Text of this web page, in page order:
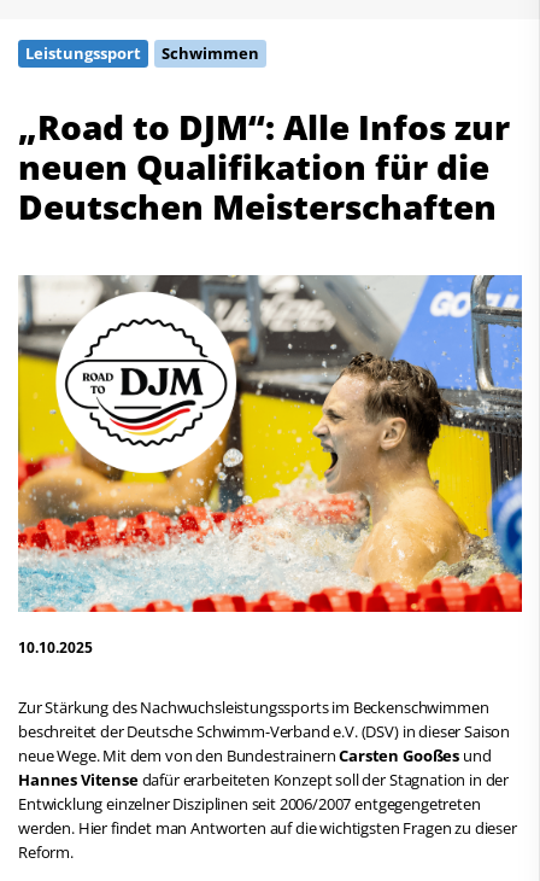
Leistungssport Schwimmen
„Road to DJM“: Alle Infos zur
neuen Qualifikation für die
Deutschen Meisterschaften
10.10.2025
Zur Stärkung des Nachwuchsleistungssports im Beckenschwimmen
beschreitet der Deutsche Schwimm-Verband e.V. (DSV) in dieser Saison
neue Wege. Mit dem von den BundestrainernCarsten Gooßes und
Hannes Vitensedafür erarbeiteten Konzept soll der Stagnation in der
Entwicklung einzelner Disziplinen seit 2006/2007 entgegengetreten
werden. Hier findet man Antworten auf die wichtigsten Fragen zu dieser
Reform.
Freiwasserschwimmen
Wasserball
Synchronschwimmen
Masterssport
Deutscher Schwimm-Verband e.V.
Korbacher Straße 93
D-34132 Kassel
Fax: +49 561 94083-15
info@dsv.de